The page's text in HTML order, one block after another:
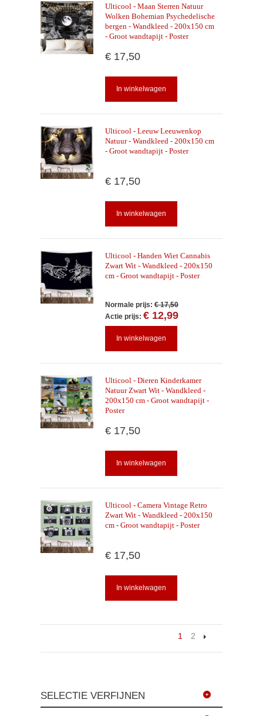
Ulticool - Maan Sterren Natuur
Wolken Bohemian Psychedelische
bergen - Wandkleed - 200x150 cm
- Groot wandtapijt - Poster
€ 17,50
In winkelwagen
Ulticool - Leeuw Leeuwenkop
Natuur - Wandkleed - 200x150 cm
- Groot wandtapijt - Poster
€ 17,50
In winkelwagen
Ulticool - Handen Wiet Cannabis
Zwart Wit - Wandkleed - 200x150
cm - Groot wandtapijt - Poster
Normale prijs: € 17,50
Actie prijs: € 12,99
In winkelwagen
Ulticool - Dieren Kinderkamer
Natuur Zwart Wit - Wandkleed -
200x150 cm - Groot wandtapijt -
Poster
€ 17,50
In winkelwagen
Ulticool - Camera Vintage Retro
Zwart Wit - Wandkleed - 200x150
cm - Groot wandtapijt - Poster
€ 17,50
In winkelwagen
1 2
SELECTIE VERFIJNEN